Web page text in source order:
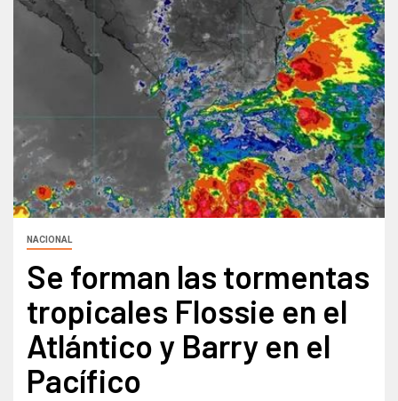
NACIONAL
Se forman las tormentas
tropicales Flossie en el
Atlántico y Barry en el
Pacífico